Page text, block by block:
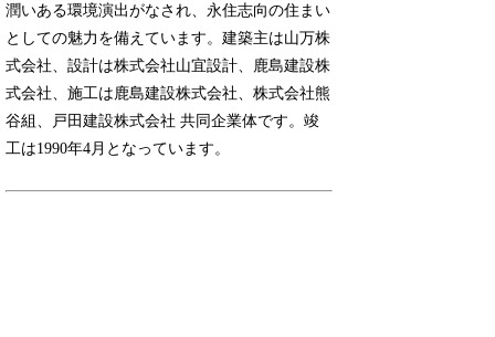
潤いある環境演出がなされ、永住志向の住まい
としての魅力を備えています。建築主は山万株
式会社、設計は株式会社山宜設計、鹿島建設株
式会社、施工は鹿島建設株式会社、株式会社熊
谷組、戸田建設株式会社 共同企業体です。竣
工は1990年4月となっています。